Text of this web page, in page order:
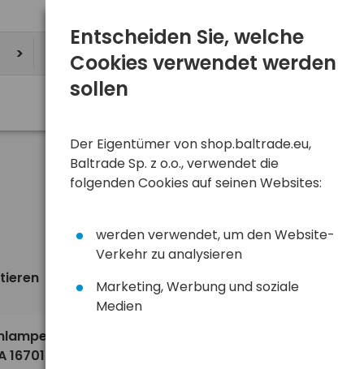
standardmäßig Ansicht
16701
Entscheiden Sie, welche
Cookies verwendet werden
sollen
Der Eigentümer von shop.baltrade.eu,
Baltrade Sp. z o.o., verwendet die
folgenden Cookies auf seinen Websites:
werden verwendet, um den Website-
Verkehr zu analysieren
Marketing, Werbung und soziale
Medien